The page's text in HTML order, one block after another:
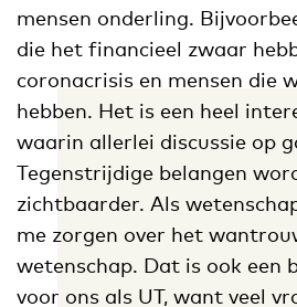
mensen onderling.
die het financieel zwaar
coronacrisis en mensen die
hebben. Het is een heel
waarin allerlei discussie op
Tegenstrijdige belangen
zichtbaarder. Als
me zorgen over het
wetenschap. Dat is ook een
voor ons als UT, want veel